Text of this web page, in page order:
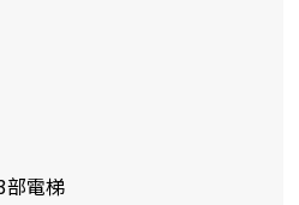
部電梯